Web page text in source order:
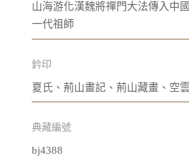
山海游化漢魏將禪門大法傳入中
一代祖師
鈐印
夏氏、荊山畫記、荊山藏畫、空
典藏編號
bj4388